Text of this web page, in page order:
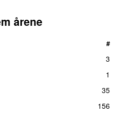
årene
#
3
1
35
156